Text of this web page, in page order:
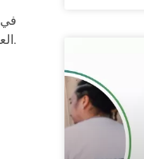
العديد من المواقع السياحية والثقافية في البلاد، ويوفر للطلاب تجربة غنية ومتنوعة خارج قاعات الدراسة.